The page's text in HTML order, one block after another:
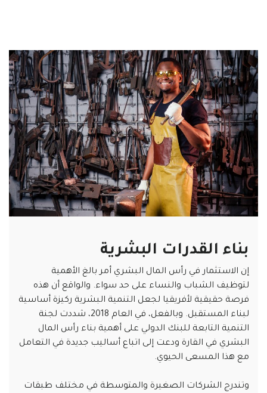
بناء القدرات البشرية
إن الاستثمار في رأس المال البشري أمر بالغ الأهمية
لتوظيف الشباب والنساء على حد سواء. والواقع أن هذه
فرصة حقيقية لأفريقيا لجعل التنمية البشرية ركيزة أساسية
لبناء المستقبل. وبالفعل، في العام 2018، شددت لجنة
التنمية التابعة للبنك الدولي على أهمية بناء رأس المال
البشري في القارة ودعت إلى اتباع أساليب جديدة في التعامل
مع هذا المسعى الحيوي.
وتندرج الشركات الصغيرة والمتوسطة في مختلف طبقات